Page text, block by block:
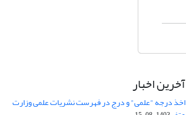
آخرین اخبار
اخذ درجه "علمی" و درج در فهرست نشریات علمی وزارت